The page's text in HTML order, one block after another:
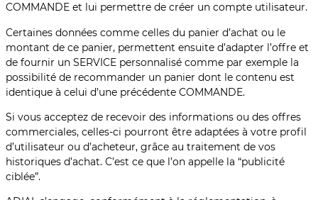
COMMANDE et lui permettre de créer un compte utilisateur.
Certaines données comme celles du panier d’achat ou le
montant de ce panier, permettent ensuite d’adapter l’offre et
de fournir un SERVICE personnalisé comme par exemple la
possibilité de recommander un panier dont le contenu est
identique à celui d’une précédente COMMANDE.
Si vous acceptez de recevoir des informations ou des offres
commerciales, celles-ci pourront être adaptées à votre profil
d’utilisateur ou d’acheteur, grâce au traitement de vos
historiques d’achat. C’est ce que l’on appelle la “publicité
ciblée”.